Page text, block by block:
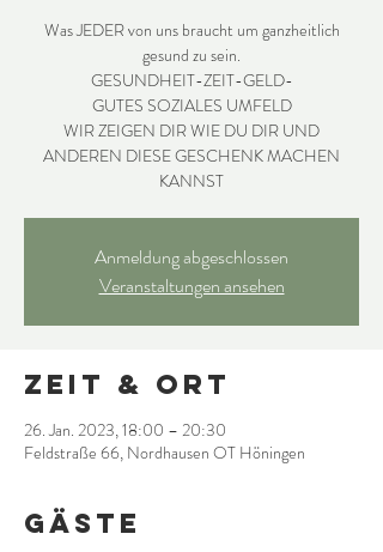
Was JEDER von uns braucht um ganzheitlich
gesund zu sein.
GESUNDHEIT-ZEIT-GELD-
GUTES SOZIALES UMFELD
WIR ZEIGEN DIR WIE DU DIR UND
ANDEREN DIESE GESCHENK MACHEN
KANNST
Anmeldung abgeschlossen
Veranstaltungen ansehen
Zeit & Ort
26. Jan. 2023, 18:00 – 20:30
Feldstraße 66, Nordhausen OT Höningen
Gäste